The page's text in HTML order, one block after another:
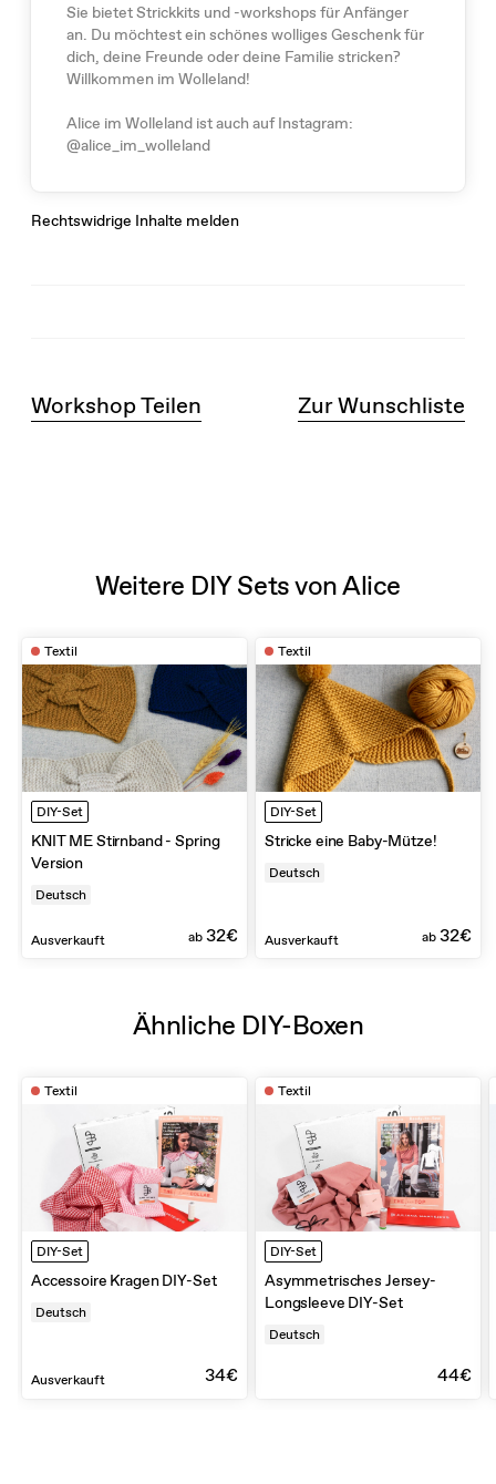
Sie bietet Strickkits und -workshops für Anfänger
an. Du möchtest ein schönes wolliges Geschenk für
dich, deine Freunde oder deine Familie stricken?
Willkommen im Wolleland!
Alice im Wolleland ist auch auf Instagram:
@alice_im_wolleland
Rechtswidrige Inhalte melden
Workshop Teilen Zur Wunschliste
Weitere DIY Sets von Alice
Textil
DIY-Set
KNIT ME Stirnband - Spring
Version
Deutsch
Ausverkauft ab32€
Textil
DIY-Set
Stricke eine Baby-Mütze!
Deutsch
Ausverkauft ab32€
Ähnliche DIY-Boxen
Textil
DIY-Set
Accessoire Kragen DIY-Set
Deutsch
Ausverkauft 34€
Textil
DIY-Set
Asymmetrisches Jersey-
Longsleeve DIY-Set
Deutsch
44€